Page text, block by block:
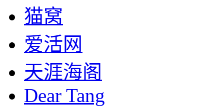
猫窝
爱活网
天涯海阁
Dear Tang